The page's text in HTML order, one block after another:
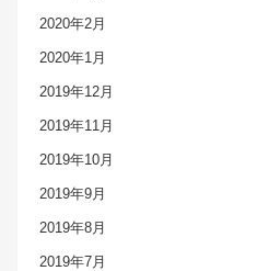
2020年2月
2020年1月
2019年12月
2019年11月
2019年10月
2019年9月
2019年8月
2019年7月